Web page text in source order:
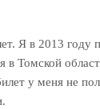
Я в 2013 году
в Томской
у меня не